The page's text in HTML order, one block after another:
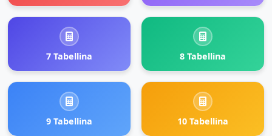
7 Tabellina 8 Tabellina
9 Tabellina 10 Tabellina